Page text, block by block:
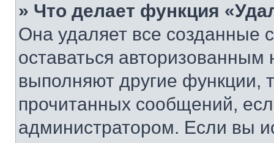
» Что делает функция
Она удаляет все созданные
оставаться
выполняют другие функции,
прочитанных сообщений,
администратором. Если вы